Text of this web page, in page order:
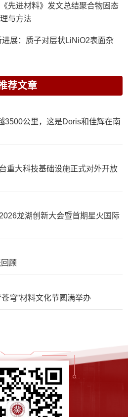
先进材料》发文总结聚合物固态
与方法
展：质子对层状LiNiO2表面杂
荐文章
3500公里，这是Doris和佳辉在南
重大科技基础设施正式对外开放
龙湖创新大会暨首期星火国际
顾
穹”材料文化节圆满举办